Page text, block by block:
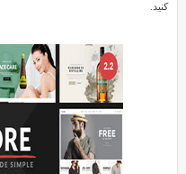
کنید.